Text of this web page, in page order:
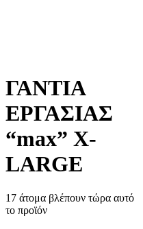
ΓΑΝΤΙΑ
ΕΡΓΑΣΙΑΣ
“max” X-
LARGE
17 άτομα βλέπουν τώρα αυτό
το προϊόν